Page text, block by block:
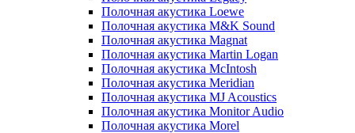
Полочная акустика Loewe
Полочная акустика M&K Sound
Полочная акустика Magnat
Полочная акустика Martin Logan
Полочная акустика McIntosh
Полочная акустика Meridian
Полочная акустика MJ Acoustics
Полочная акустика Monitor Audio
Полочная акустика Morel